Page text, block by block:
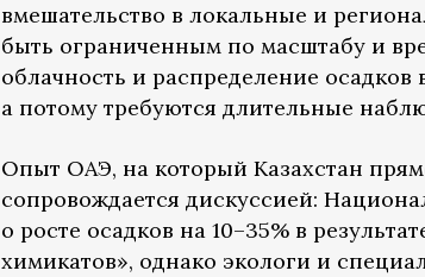
вмешательство в локальные и
быть ограниченным по масштабу и
облачность и распределение
а потому требуются длительные
Опыт ОАЭ, на который Казахстан
сопровождается дискуссией:
о росте осадков на 10–35% в
химикатов», однако экологи и